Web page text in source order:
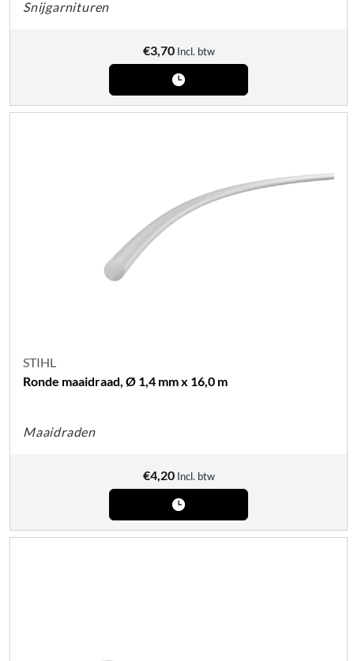
Snijgarnituren
€3,70 Incl. btw
STIHL
Ronde maaidraad, Ø 1,4 mm x 16,0 m
Maaidraden
€4,20 Incl. btw